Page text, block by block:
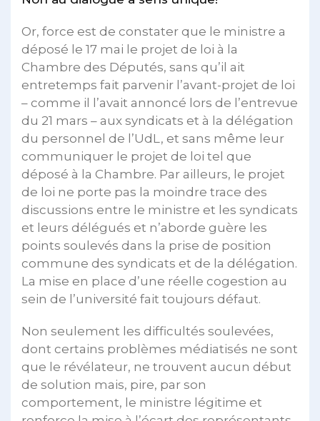
Or, force est de constater que le ministre a
déposé le 17 mai le projet de loi à la
Chambre des Députés, sans qu’il ait
entretemps fait parvenir l’avant-projet de loi
– comme il l’avait annoncé lors de l’entrevue
du 21 mars – aux syndicats et à la délégation
du personnel de l’UdL, et sans même leur
communiquer le projet de loi tel que
déposé à la Chambre. Par ailleurs, le projet
de loi ne porte pas la moindre trace des
discussions entre le ministre et les syndicats
et leurs délégués et n’aborde guère les
points soulevés dans la prise de position
commune des syndicats et de la délégation.
La mise en place d’une réelle cogestion au
sein de l’université fait toujours défaut.
Non seulement les difficultés soulevées,
dont certains problèmes médiatisés ne sont
que le révélateur, ne trouvent aucun début
de solution mais, pire, par son
comportement, le ministre légitime et